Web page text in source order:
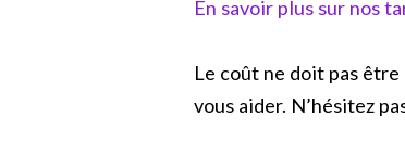
En savoir plus sur nos
Le coût ne doit pas
vous aider. N’hésitez